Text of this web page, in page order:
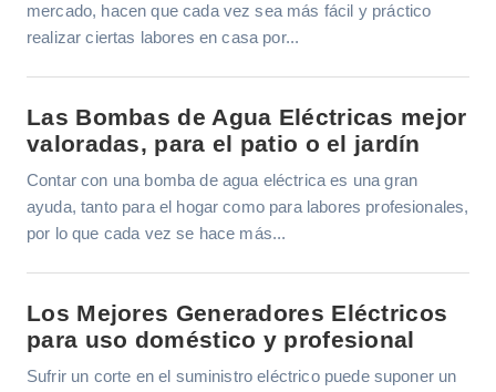
mercado, hacen que cada vez sea más fácil y práctico
realizar ciertas labores en casa por...
Las Bombas de Agua Eléctricas mejor
valoradas, para el patio o el jardín
Contar con una bomba de agua eléctrica es una gran
ayuda, tanto para el hogar como para labores profesionales,
por lo que cada vez se hace más...
Los Mejores Generadores Eléctricos
para uso doméstico y profesional
Sufrir un corte en el suministro eléctrico puede suponer un